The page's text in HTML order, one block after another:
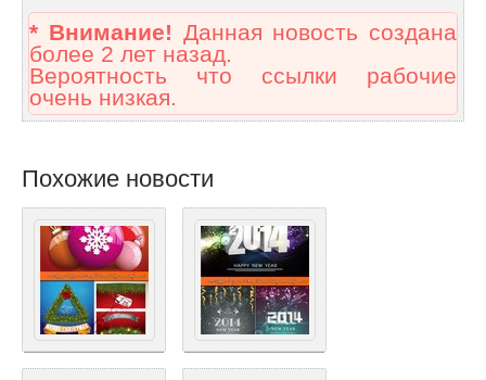
* Внимание! Данная новость создана
более 2 лет назад.
Вероятность что ссылки рабочие
очень низкая.
Похожие новости